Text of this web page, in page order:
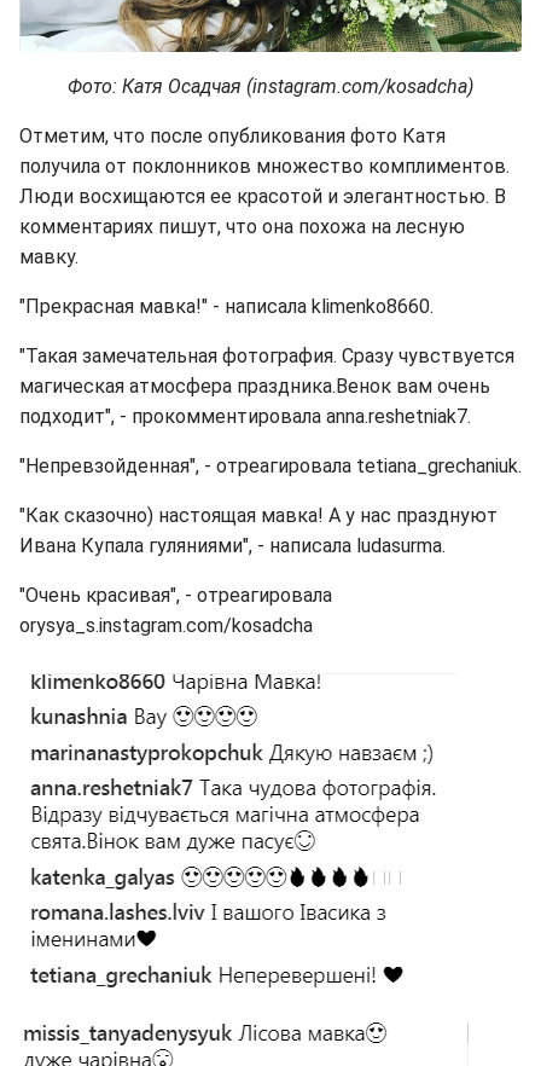
Фото: Катя Осадчая (instagram.com/kosadcha)
Отметим, что после опубликования фото Катя
получила от поклонников множество комплиментов.
Люди восхищаются ее красотой и элегантностью. В
комментариях пишут, что она похожа на лесную
мавку.
"Прекрасная мавка!" - написала klimenko8660.
"Такая замечательная фотография. Сразу чувствуется
магическая атмосфера праздника.Венок вам очень
подходит", - прокомментировала anna.reshetniak7.
"Непревзойденная", - отреагировала tetiana_grechaniuk.
"Как сказочно) настоящая мавка! А у нас празднуют
Ивана Купала гуляниями", - написала ludasurma.
"Очень красивая", - отреагировала
orysya_s.instagram.com/kosadcha